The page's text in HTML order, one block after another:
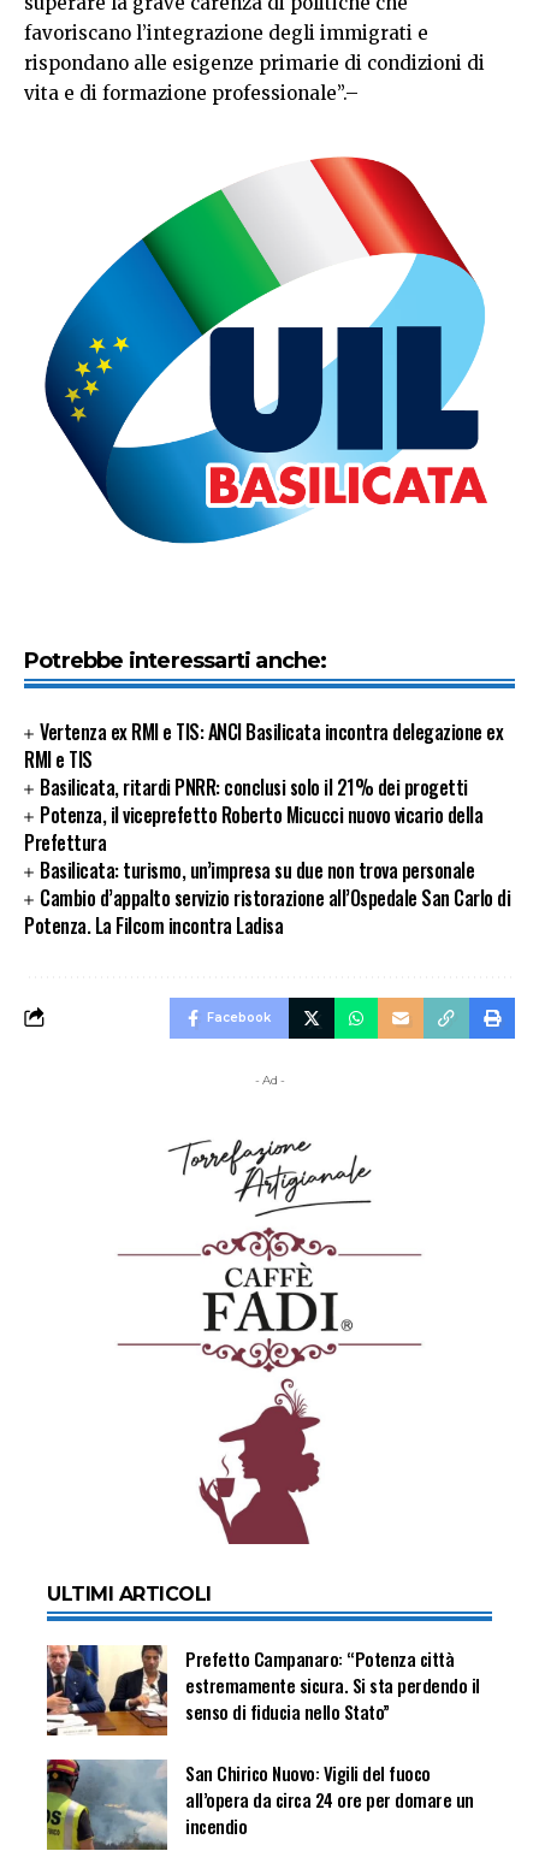
favoriscano l’integrazione degli immigrati e
rispondano alle esigenze primarie di condizioni di
vita e di formazione professionale”.–
Potrebbe interessarti anche:
Vertenza ex RMI e TIS: ANCI Basilicata incontra delegazione ex
RMI e TIS
Basilicata, ritardi PNRR: conclusi solo il 21% dei progetti
Potenza, il viceprefetto Roberto Micucci nuovo vicario della
Prefettura
Basilicata: turismo, un’impresa su due non trova personale
Cambio d’appalto servizio ristorazione all’Ospedale San Carlo di
Potenza. La Filcom incontra Ladisa
Facebook
- Ad -
ULTIMI ARTICOLI
Prefetto Campanaro: “Potenza città
estremamente sicura. Si sta perdendo il
senso di fiducia nello Stato”
San Chirico Nuovo: Vigili del fuoco
all’opera da circa 24 ore per domare un
incendio